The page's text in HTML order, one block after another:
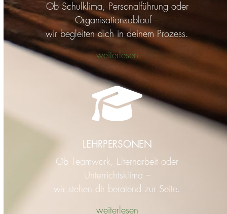
Ob Schulklima, Personalführung oder
Organisationsablauf –
wir begleiten dich in deinem Prozess.
weiterlesen
LEHRPERSONEN
Ob Teamwork, Elternarbeit oder
Unterrichtsklima –
wir stehen dir beratend zur Seite.
weiterlesen